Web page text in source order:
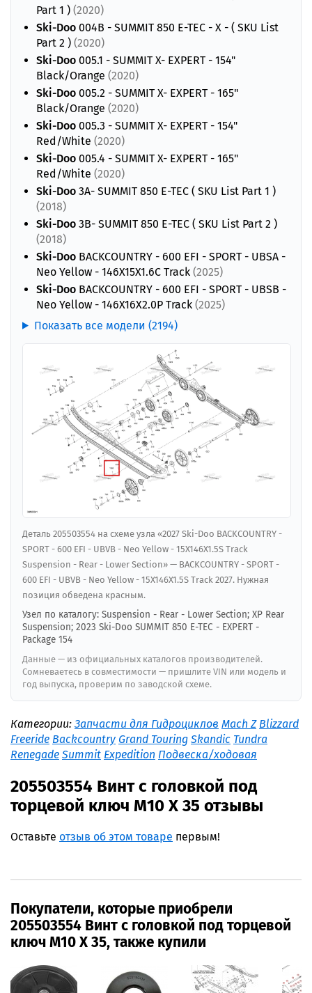
Part 1 ) (2020)
Ski-Doo 004B - SUMMIT 850 E-TEC - X - ( SKU List
Part 2 ) (2020)
Ski-Doo 005.1 - SUMMIT X- EXPERT - 154"
Black/Orange (2020)
Ski-Doo 005.2 - SUMMIT X- EXPERT - 165"
Black/Orange (2020)
Ski-Doo 005.3 - SUMMIT X- EXPERT - 154"
Red/White (2020)
Ski-Doo 005.4 - SUMMIT X- EXPERT - 165"
Red/White (2020)
Ski-Doo 3A- SUMMIT 850 E-TEC ( SKU List Part 1 )
(2018)
Ski-Doo 3B- SUMMIT 850 E-TEC ( SKU List Part 2 )
(2018)
Ski-Doo BACKCOUNTRY - 600 EFI - SPORT - UBSA -
Neo Yellow - 146X15X1.6C Track (2025)
Ski-Doo BACKCOUNTRY - 600 EFI - SPORT - UBSB -
Neo Yellow - 146X16X2.0P Track (2025)
Показать все модели (2194)
Деталь 205503554 на схеме узла «2027 Ski-Doo BACKCOUNTRY -
SPORT - 600 EFI - UBVB - Neo Yellow - 15X146X1.5S Track
Suspension - Rear - Lower Section» — BACKCOUNTRY - SPORT -
600 EFI - UBVB - Neo Yellow - 15X146X1.5S Track 2027. Нужная
позиция обведена красным.
Узел по каталогу: Suspension - Rear - Lower Section; XP Rear
Suspension; 2023 Ski-Doo SUMMIT 850 E-TEC - EXPERT -
Package 154
Данные — из официальных каталогов производителей.
Сомневаетесь в совместимости — пришлите VIN или модель и
год выпуска, проверим по заводской схеме.
Категории: Запчасти для Гидроциклов Mach Z Blizzard
Freeride Backcountry Grand Touring Skandic Tundra
Renegade Summit Expedition Подвеска/ходовая
205503554 Винт с головкой под
торцевой ключ M10 X 35 отзывы
Оставьте отзыв об этом товаре первым!
Покупатели, которые приобрели
205503554 Винт с головкой под торцевой
ключ M10 X 35, также купили